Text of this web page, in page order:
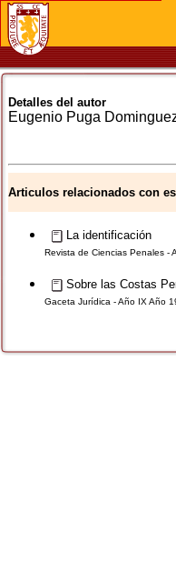
Detalles del autor
Eugenio Puga
Articulos relacionados con
La identificación
Revista de Ciencias Penales -
Sobre las Costas
Gaceta Jurídica - Año IX Año